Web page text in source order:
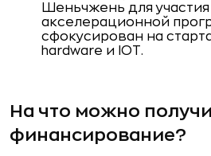
Шеньчжень для участия
акселерационной
сфокусирован на
hardware и IOT.
На что можно
финансирование?